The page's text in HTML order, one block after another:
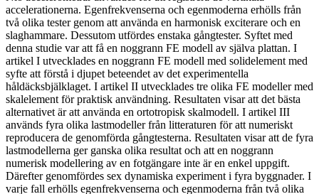
accelerationerna. Egenfrekvenserna och egenmoderna erhölls från
två olika tester genom att använda en harmonisk exciterare och en
slaghammare. Dessutom utfördes enstaka gångtester. Syftet med
denna studie var att få en noggrann FE modell av själva plattan. I
artikel I utvecklades en noggrann FE modell med solidelement med
syfte att förstå i djupet beteendet av det experimentella
håldäcksbjälklaget. I artikel II utvecklades tre olika FE modeller med
skalelement för praktisk användning. Resultaten visar att det bästa
alternativet är att använda en ortotropisk skalmodell. I artikel III
används fyra olika lastmodeller från litteraturen för att numeriskt
reproducera de genomförda gångtesterna. Resultaten visar att de fyra
lastmodellerna ger ganska olika resultat och att en noggrann
numerisk modellering av en fotgängare inte är en enkel uppgift.
Därefter genomfördes sex dynamiska experiment i fyra byggnader. I
varje fall erhölls egenfrekvenserna och egenmoderna från två olika